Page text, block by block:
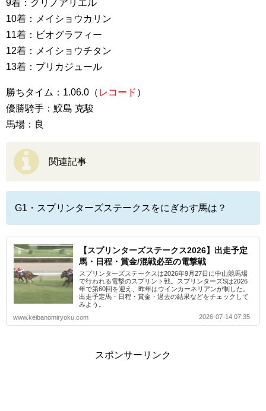
9着：クリノアリエル
10着：メイショウカリン
11着：ビオグラフィー
12着：メイショウチタン
13着：プリカジュール
勝ちタイム：1.06.0（ レコード ）
優勝騎手：鮫島 克駿
馬場：良
関連記事
G1・スプリンターズステークスをにぎわす馬は？
【スプリンターズステークス2026】出走予定
馬・日程・賞金/混戦必至の電撃戦
スプリンターズステークスは2026年9月27日に中山競馬場
で行われる電撃のスプリント戦。スプリンターズSは2026
年で第60回を迎え、昨年はウインカーネリアンが制した。
出走予定馬・日程・賞金・過去の結果などをチェックして
みよう。
www.keibanomiryoku.com
2026-07-14 07:35
スポンサーリンク